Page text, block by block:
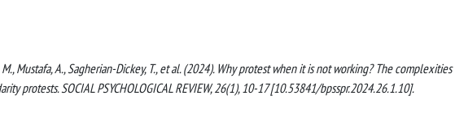
M., Mustafa, A., Sagherian-Dickey, T., et al. (2024). Why protest when it is not working? The
protests. SOCIAL PSYCHOLOGICAL REVIEW, 26(1), 10-17 [10.53841/bpsspr.2024.26.1.10].